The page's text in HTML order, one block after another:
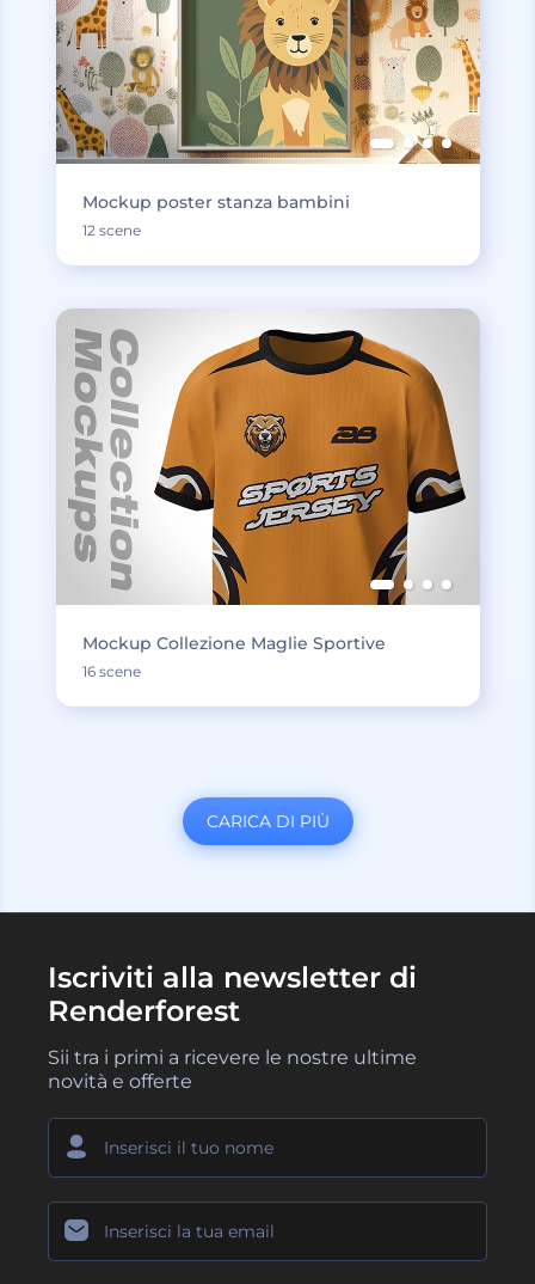
Mockup poster stanza bambini
12 scene
Mockup Collezione Maglie Sportive
16 scene
CARICA DI PIÙ
Iscriviti alla newsletter di
Renderforest
Sii tra i primi a ricevere le nostre ultime
novità e offerte